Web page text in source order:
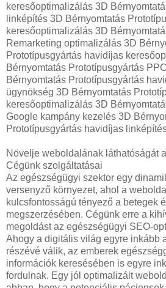
keresőoptimalizálás 3D
linképítés 3D Bérnyomtatás
keresőoptimalizálás 3D
Remarketing optimalizálás 3D
Prototípusgyártás havidíjas
Bérnyomtatás Prototípusgyártás
Bérnyomtatás Prototípusgyártás
ügynökség 3D Bérnyomtatás
keresőoptimalizálás 3D
Google kampány kezelés 3D
Prototípusgyártás havidíjas
Növelje weboldalának láthatóságát
Cégünk szolgáltatásai
Az egészségügyi szektor egy
versenyző környezet, ahol a
kulcsfontosságú tényező a betegek
megszerzésében. Cégünk erre a
megoldást az egészségügyi SEO-
Ahogy a digitális világ egyre inkább
részévé válik, az emberek
információk keresésében is egyre
fordulnak. Egy jól optimalizált